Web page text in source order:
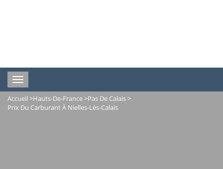
Toggle
navigation
Accueil >Hauts-De-France>Pas De Calais>
Prix Du Carburant À Nielles-Lès-Calais